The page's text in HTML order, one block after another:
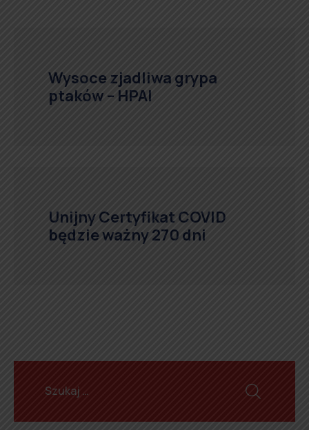
Wysoce zjadliwa grypa
ptaków – HPAI
Unijny Certyfikat COVID
będzie ważny 270 dni